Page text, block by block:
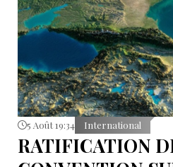
5 Août 19:34 International
RATIFICATION